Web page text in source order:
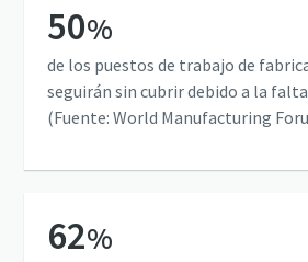
50%
de los puestos de trabajo de
seguirán sin cubrir debido a la
(Fuente: World Manufacturing
62%